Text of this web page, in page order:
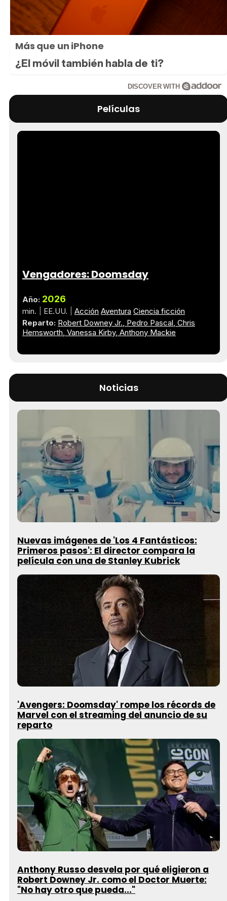
Más que un iPhone
¿El móvil también habla de ti?
DISCOVER WITH
Películas
Vengadores: Doomsday
Año: 2026
min. EE.UU. Acción Aventura Ciencia ficción
Reparto: Robert Downey Jr. Pedro Pascal Chris
Hemsworth Vanessa Kirby Anthony Mackie
Noticias
Nuevas imágenes de 'Los 4 Fantásticos:
Primeros pasos': El director compara la
película con una de Stanley Kubrick
'Avengers: Doomsday' rompe los récords de
Marvel con el streaming del anuncio de su
reparto
Anthony Russo desvela por qué eligieron a
Robert Downey Jr. como el Doctor Muerte:
"No hay otro que pueda..."